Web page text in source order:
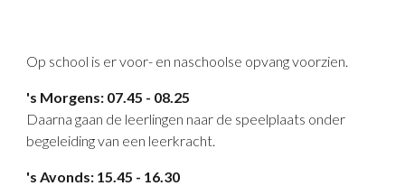
Op school is er voor- en naschoolse opvang voorzien.
's Morgens: 07.45 - 08.25
Daarna gaan de leerlingen naar de speelplaats onder
begeleiding van een leerkracht.
's Avonds: 15.45 - 16.30